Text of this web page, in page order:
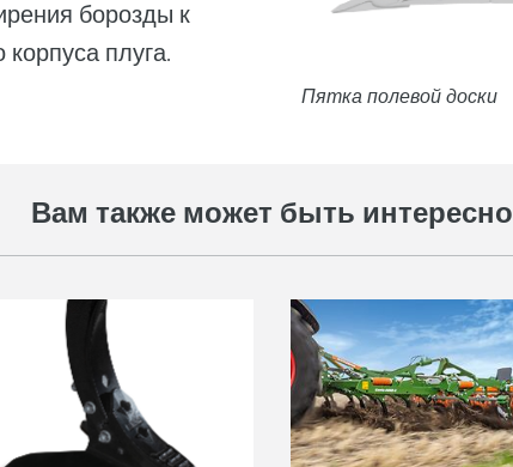
Пятка полевой доски
борозды к
плуга.
Вам также может быть интересно